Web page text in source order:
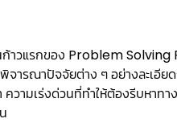
าวแรกของ Problem Solving
รณาปัจจัยต่าง ๆ อย่างละเอีย
มเร่งด่วนที่ทำให้ต้องรีบหาทาง